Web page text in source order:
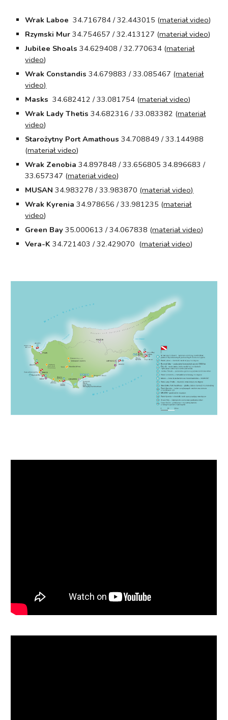
Wrak Laboe 34.716784 / 32.443015 (materiał video)
Rzymski Mur 34.754657 / 32.413127 (materiał video)
Jubilee Shoals 34.629408 / 32.770634 (materiał
video)
Wrak Constandis34.679883 / 33.085467 (materiał
video)
Masks34.682412 / 33.081754 (materiał video)
Wrak Lady Thetis 34.682316 / 33.083382 (materiał
video)
Starożytny Port Amathous 34.708849 / 33.144988
(materiał video)
Wrak Zenobia 34.897848 / 33.656805 34.896683 /
33.657347 (materiał video)
MUSAN34.983278 / 33.983870 (materiał video)
Wrak Kyrenia 34.978656 / 33.981235 (materiał
video)
Green Bay 35.000613 / 34.067838 (materiał video)
Vera-K 34.721403 / 32.429070 (materiał video)